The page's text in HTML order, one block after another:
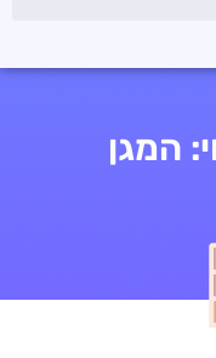
המגן